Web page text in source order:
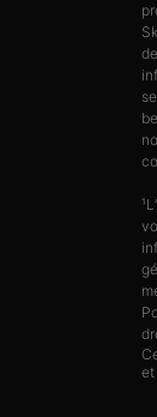
et